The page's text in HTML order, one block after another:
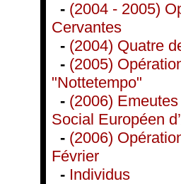
- (2004 - 2005)
Cervantes
- (2004) Quatre
- (2005)
"Nottetempo"
- (2006)
Social Européen
- (2006)
Février
- Individus